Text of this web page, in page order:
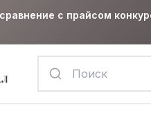
с прайсом